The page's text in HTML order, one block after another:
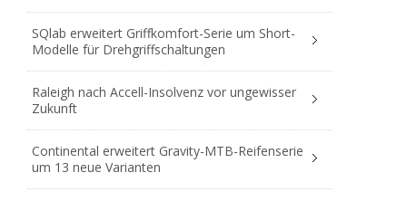
SQlab erweitert Griffkomfort-Serie um Short-
Modelle für Drehgriffschaltungen
Raleigh nach Accell-Insolvenz vor ungewisser
Zukunft
Continental erweitert Gravity-MTB-Reifenserie
um 13 neue Varianten